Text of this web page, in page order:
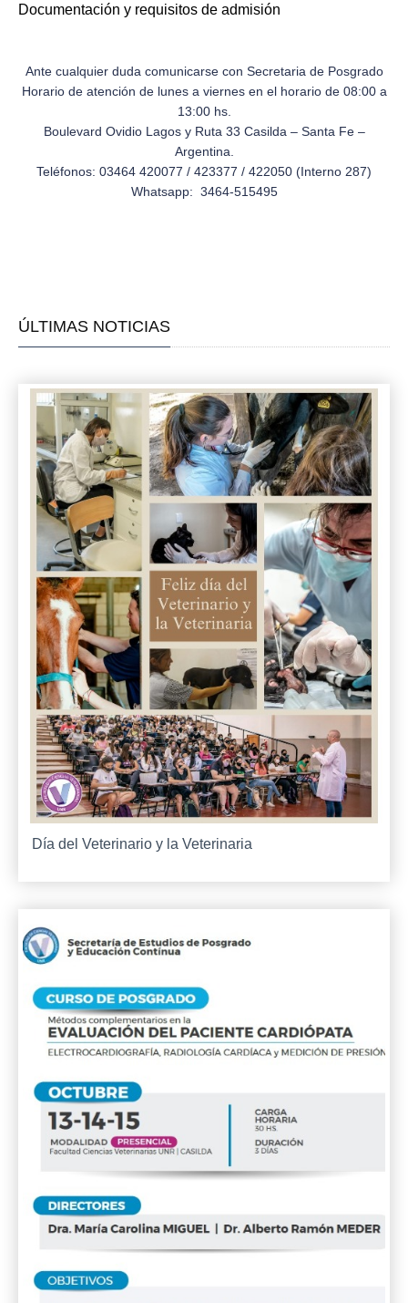
Documentación y requisitos de admisión
Ante cualquier duda comunicarse con Secretaria de Posgrado
Horario de atención de lunes a viernes en el horario de 08:00 a
13:00 hs.
Boulevard Ovidio Lagos y Ruta 33 Casilda – Santa Fe –
Argentina.
Teléfonos: 03464 420077 / 423377 / 422050 (Interno 287)
Whatsapp: 3464-515495
ÚLTIMAS NOTICIAS
Día del Veterinario y la Veterinaria